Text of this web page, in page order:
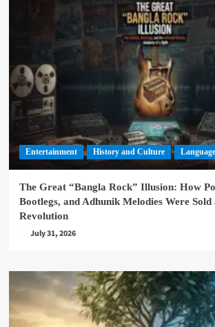
Entertainment History and Culture
The Great “Bangla Rock” Illusion: How
Bootlegs, and Adhunik Melodies Were Sold
Revolution
July 31, 2026